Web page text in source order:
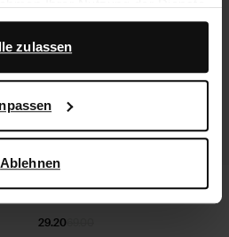
Ihrer Nutzung der Dienste
mit Google zu Werbe- und
personenbezogenen Daten
derSeite zur geschäftlichen
zulassen
Ablehnen
Rosafarbene Pumps mit Snakeprint
29.20